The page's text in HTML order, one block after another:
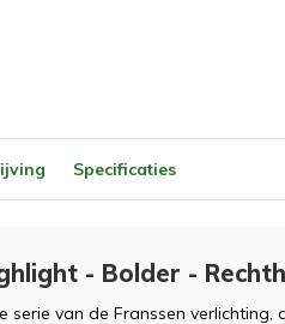
Specificaties
- Bolder -
serie van de Franssen